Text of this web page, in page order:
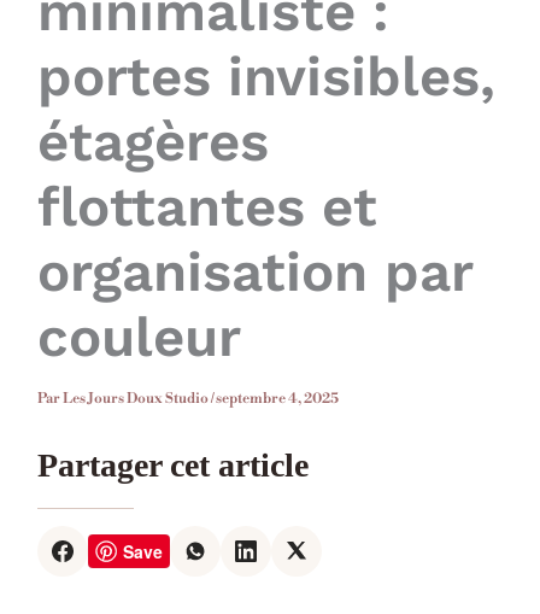
portes invisibles,
étagères
flottantes et
organisation par
couleur
ParLes Jours Doux Studio/septembre 4, 2025
Partager cet article
Save